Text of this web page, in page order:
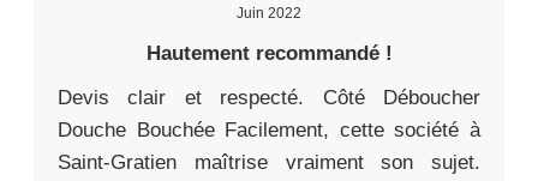
Juin 2022
Hautement recommandé !
Devis clair et respecté. Côté Déboucher
Douche Bouchée Facilement, cette société à
Saint-Gratien maîtrise vraiment son sujet.